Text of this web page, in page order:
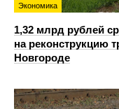
Экономика
1,32 млрд рублей
на реконструкцию
Новгороде